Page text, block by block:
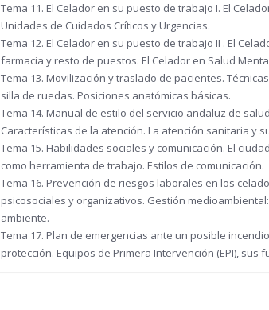
Tema 11. El Celador en su puesto de trabajo I. El
Unidades de Cuidados Críticos y Urgencias.
Tema 12. El Celador en su puesto de trabajo II . El
farmacia y resto de puestos. El Celador en Salud
Tema 13. Movilización y traslado de pacientes.
silla de ruedas. Posiciones anatómicas básicas.
Tema 14. Manual de estilo del servicio andaluz de
Características de la atención. La atención sanitaria y
Tema 15. Habilidades sociales y comunicación. El
como herramienta de trabajo. Estilos de comunicación.
Tema 16. Prevención de riesgos laborales en los
psicosociales y organizativos. Gestión
ambiente.
Tema 17. Plan de emergencias ante un posible
protección. Equipos de Primera Intervención (EPI), sus